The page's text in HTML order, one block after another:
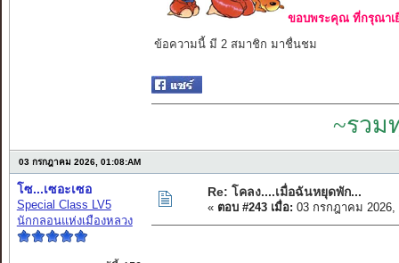
ขอบพระคุณ ที่กรุณาเ
ข้อความนี้ มี 2 สมาชิก มาชื่นชม
~รวม
03 กรกฎาคม 2026, 01:08:AM
โซ...เซอะเซอ
Special Class LV5
นักกลอนแห่งเมืองหลวง
Re: โคลง....เมื่อฉันหยุดพัก...
« ตอบ #243 เมื่อ: 03 กรกฎาคม 2026,